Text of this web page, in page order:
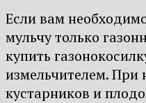
Если вам
мульчу только
купить
измельчителем. При
кустарников и